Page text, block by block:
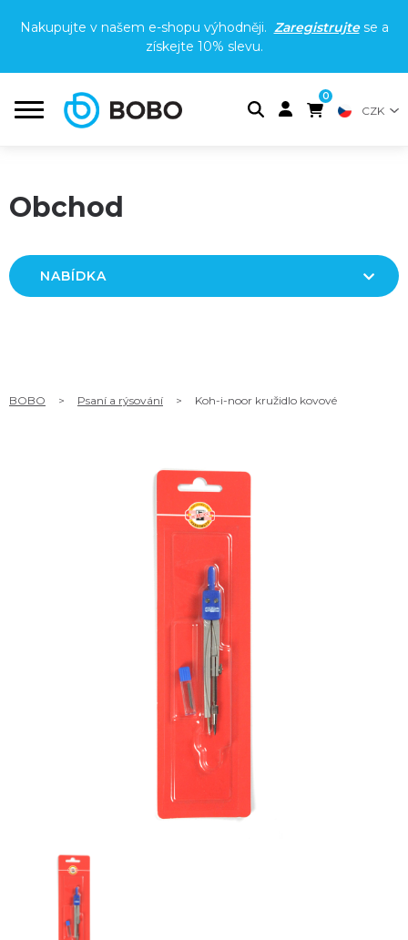
Nakupujte v našem e-shopu výhodněji. Zaregistrujtese a
získejte 10% slevu.
0
CZK
Obchod
NABÍDKA
BOBO > Psaní a rýsování > Koh-i-noor kružidlo kovové